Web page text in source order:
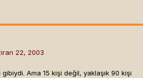
22, 2003
Ama 15 kişi değil, yaklaşık 90 kişi